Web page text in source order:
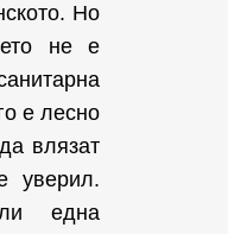
Но
не е
е лесно
влязат
уверил.
една